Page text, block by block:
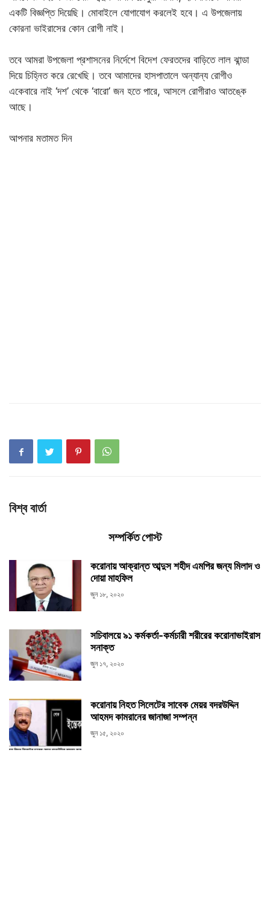
একটি বিজ্ঞপ্তি দিয়েছি। মোবাইলে যোগাযোগ করলেই হবে। এ উপজেলায়
কোরনা ভাইরাসের কোন রোগী নাই।
তবে আমরা উপজেলা প্রশাসনের নির্দেশে বিদেশ ফেরতদের বাড়িতে লাল ঝান্ডা
দিয়ে চিহ্নিত করে রেখেছি। তবে আমাদের হাসপাতালে অন্যান্য রোগীও
একেবারে নাই ‘দশ’ থেকে ‘বারো’ জন হতে পারে, আসলে রোগীরাও আতঙ্কে
আছে।
আপনার মতামত দিন
বিশ্ব বার্তা
সম্পর্কিত পোস্ট
করোনায় আক্রান্ত আব্দুস শহীদ এমপির জন্য মিলাদ ও
দোয়া মাহফিল
জুন ১৮, ২০২০
সচিবালয়ে ৯১ কর্মকর্তা-কর্মচারী শরীরের করোনাভাইরাস
সনাক্ত
জুন ১৭, ২০২০
করোনায় নিহত সিলেটের সাবেক মেয়র বদরউদ্দিন
আহমদ কামরানের জানাজা সম্পন্ন
জুন ১৫, ২০২০